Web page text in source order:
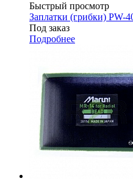
Быстрый просмотр
Заплатки (грибки) PW-
Под заказ
Подробнее